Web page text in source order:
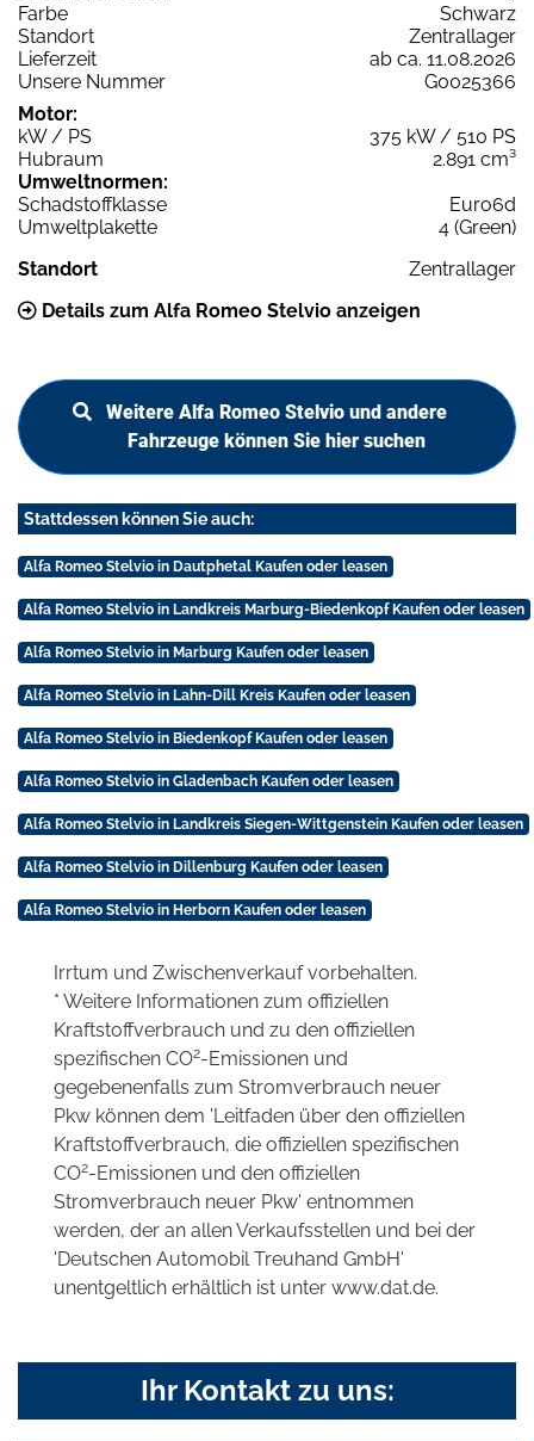
Farbe
Schwarz
Standort
Zentrallager
Lieferzeit
ab ca. 11.08.2026
Unsere Nummer
G0025366
Motor:
kW / PS
375 kW / 510 PS
Hubraum
2.891 cm³
Umweltnormen:
Schadstoffklasse
Euro6d
Umweltplakette
4 (Green)
Standort
Zentrallager
Details zum Alfa Romeo Stelvio anzeigen
Weitere Alfa Romeo Stelvio und andere
Fahrzeuge können Sie hier suchen
Stattdessen können Sie auch:
Alfa Romeo Stelvio in Dautphetal Kaufen oder leasen
Alfa Romeo Stelvio in Landkreis Marburg-Biedenkopf Kaufen oder leasen
Alfa Romeo Stelvio in Marburg Kaufen oder leasen
Alfa Romeo Stelvio in Lahn-Dill Kreis Kaufen oder leasen
Alfa Romeo Stelvio in Biedenkopf Kaufen oder leasen
Alfa Romeo Stelvio in Gladenbach Kaufen oder leasen
Alfa Romeo Stelvio in Landkreis Siegen-Wittgenstein Kaufen oder leasen
Alfa Romeo Stelvio in Dillenburg Kaufen oder leasen
Alfa Romeo Stelvio in Herborn Kaufen oder leasen
Irrtum und Zwischenverkauf vorbehalten.
* Weitere Informationen zum offiziellen
Kraftstoffverbrauch und zu den offiziellen
spezifischen CO2-Emissionen und
gegebenenfalls zum Stromverbrauch neuer
Pkw können dem 'Leitfaden über den offiziellen
Kraftstoffverbrauch, die offiziellen spezifischen
CO2-Emissionen und den offiziellen
Stromverbrauch neuer Pkw' entnommen
werden, der an allen Verkaufsstellen und bei der
'Deutschen Automobil Treuhand GmbH'
unentgeltlich erhältlich ist unter www.dat.de.
Ihr Kontakt zu uns: